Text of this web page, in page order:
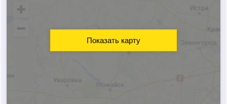
Показать карту